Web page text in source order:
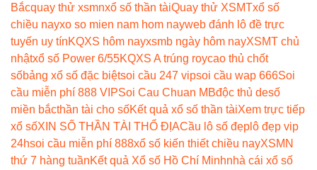
Bắcquay thử xsmnxổ số thần tàiQuay thử XSMTxổ số
chiều nayxo so mien nam hom nayweb đánh lô đề trực
tuyến uy tínKQXS hôm nayxsmb ngày hôm nayXSMT chủ
nhậtxổ số Power 6/55KQXS A trúng roycao thủ chốt
sốbảng xổ số đặc biệtsoi cầu 247 vipsoi cầu wap 666Soi
cầu miễn phí 888 VIPSoi Cau Chuan MBđộc thủ desố
miền bắcthần tài cho sốKết quả xổ số thần tàiXem trực tiếp
xổ sốXIN SỐ THẦN TÀI THỔ ĐỊACầu lô số đẹp lô đẹp vip
24hsoi cầu miễn phí 888xổ số kiến thiết chiều nayXSMN
thứ 7 hàng tuầnKết quả Xổ số Hồ Chí Minhnhà cái xổ số